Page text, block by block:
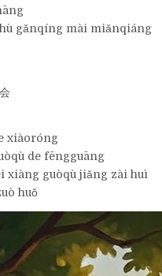
gǎnqíng mài miǎnqiáng
xiàoróng
de fēngguāng
xiàng guòqù jiǎng zài huì
huǒ